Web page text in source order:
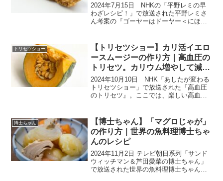
2024年7月15日 NHKの「平野レミの早
わざレシピ！」で放送された平野レミさ
ん考案の『ゴーヤーはドーヤー＜にほん
ハラハラどきどきの『平野レミの早わざ
レシピ！」。簡単...
トリセツショー
【トリセツショー】カリ活イエロ
ースムージーの作り方｜高血圧の
トリセツ。カリウム増やして減塩
サポート
2024年10月10日 NHK「あしたが変わる
トリセツショー」で放送された『高血圧
のトリセツ』。ここでは、楽しい高血圧
策の柱の一つ「減塩」。しかし、減塩と
はなかなか...
博士ちゃん
【博士ちゃん】「マグロじゃが」
の作り方｜世界の魚料理博士ちゃ
んのレシピ
2024年11月2日 テレビ朝日系列「サンド
ウィッチマン＆芦田愛菜の博士ちゃん」
で放送された世界の魚料理博士ちゃん